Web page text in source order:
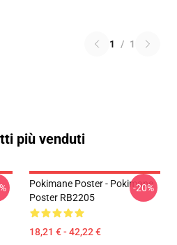
1 / 1
più venduti
Pokimane Poster - Pokimane
Poster RB2205
18,21 € - 42,22 €
-20%